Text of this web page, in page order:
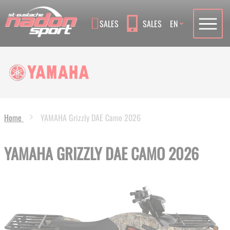
SALES SALES Language
EN
Home YAMAHA Grizzly DAE Camo 2026
YAMAHA GRIZZLY DAE CAMO 2026
end
of